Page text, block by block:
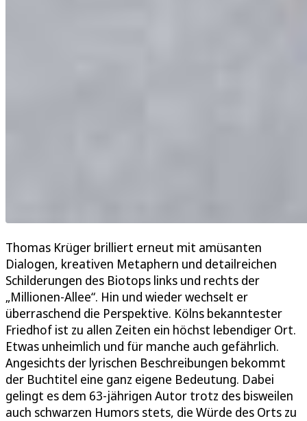
Thomas Krüger brilliert erneut mit amüsanten
Dialogen, kreativen Metaphern und detailreichen
Schilderungen des Biotops links und rechts der
„Millionen-Allee“. Hin und wieder wechselt er
überraschend die Perspektive. Kölns bekanntester
Friedhof ist zu allen Zeiten ein höchst lebendiger Ort.
Etwas unheimlich und für manche auch gefährlich.
Angesichts der lyrischen Beschreibungen bekommt
der Buchtitel eine ganz eigene Bedeutung. Dabei
gelingt es dem 63-jährigen Autor trotz des bisweilen
auch schwarzen Humors stets, die Würde des Orts zu